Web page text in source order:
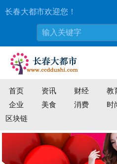
长春大都市欢迎您！
首页 资讯 财经 教
企业
美食 消费 时
区块链